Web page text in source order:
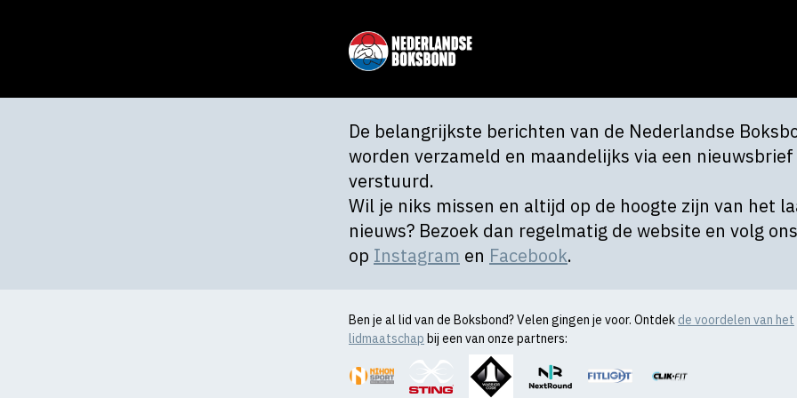
De belangrijkste berichten van de Nederlandse
worden verzameld en maandelijks via een nieuwsbrief
verstuurd.
Wil je niks missen en altijd op de hoogte zijn van het
nieuws? Bezoek dan regelmatig de website en volg ons
op Instagram en Facebook.
Ben je al lid van de Boksbond? Velen gingen je voor. Ontdek de voordelen van het
lidmaatschap bij een van onze partners: